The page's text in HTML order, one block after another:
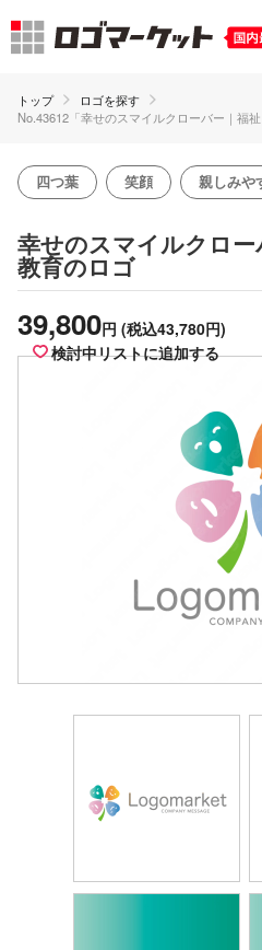
トップ
ロゴを探す
No.43612「幸せのスマイルクローバー｜福祉
四つ葉 笑顔 親しみや
幸せのスマイルクロー
教育のロゴ
39,800円 (税込43,780円)
検討中リストに追加する